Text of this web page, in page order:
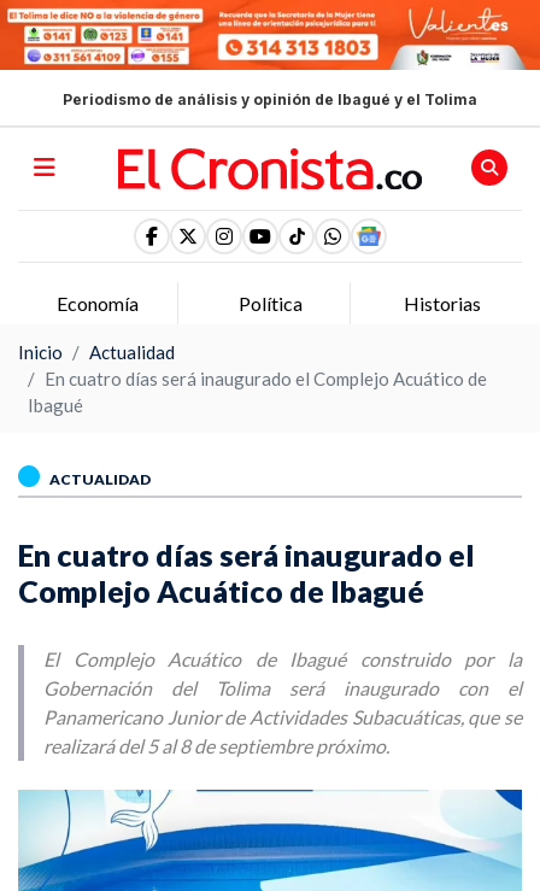
Periodismo de análisis y opinión de Ibagué y el Tolima
Economía Política Historias
Inicio
Actualidad
En cuatro días será inaugurado el Complejo Acuático de
Ibagué
ACTUALIDAD
En cuatro días será inaugurado el
Complejo Acuático de Ibagué
El Complejo Acuático de Ibagué construido por la
Gobernación del Tolima será inaugurado con el
Panamericano Junior de Actividades Subacuáticas, que se
realizará del 5 al 8 de septiembre próximo.